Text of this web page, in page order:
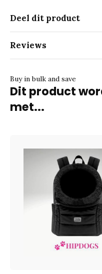
Deel dit product
Reviews
Buy in bulk and save
Dit product
met...